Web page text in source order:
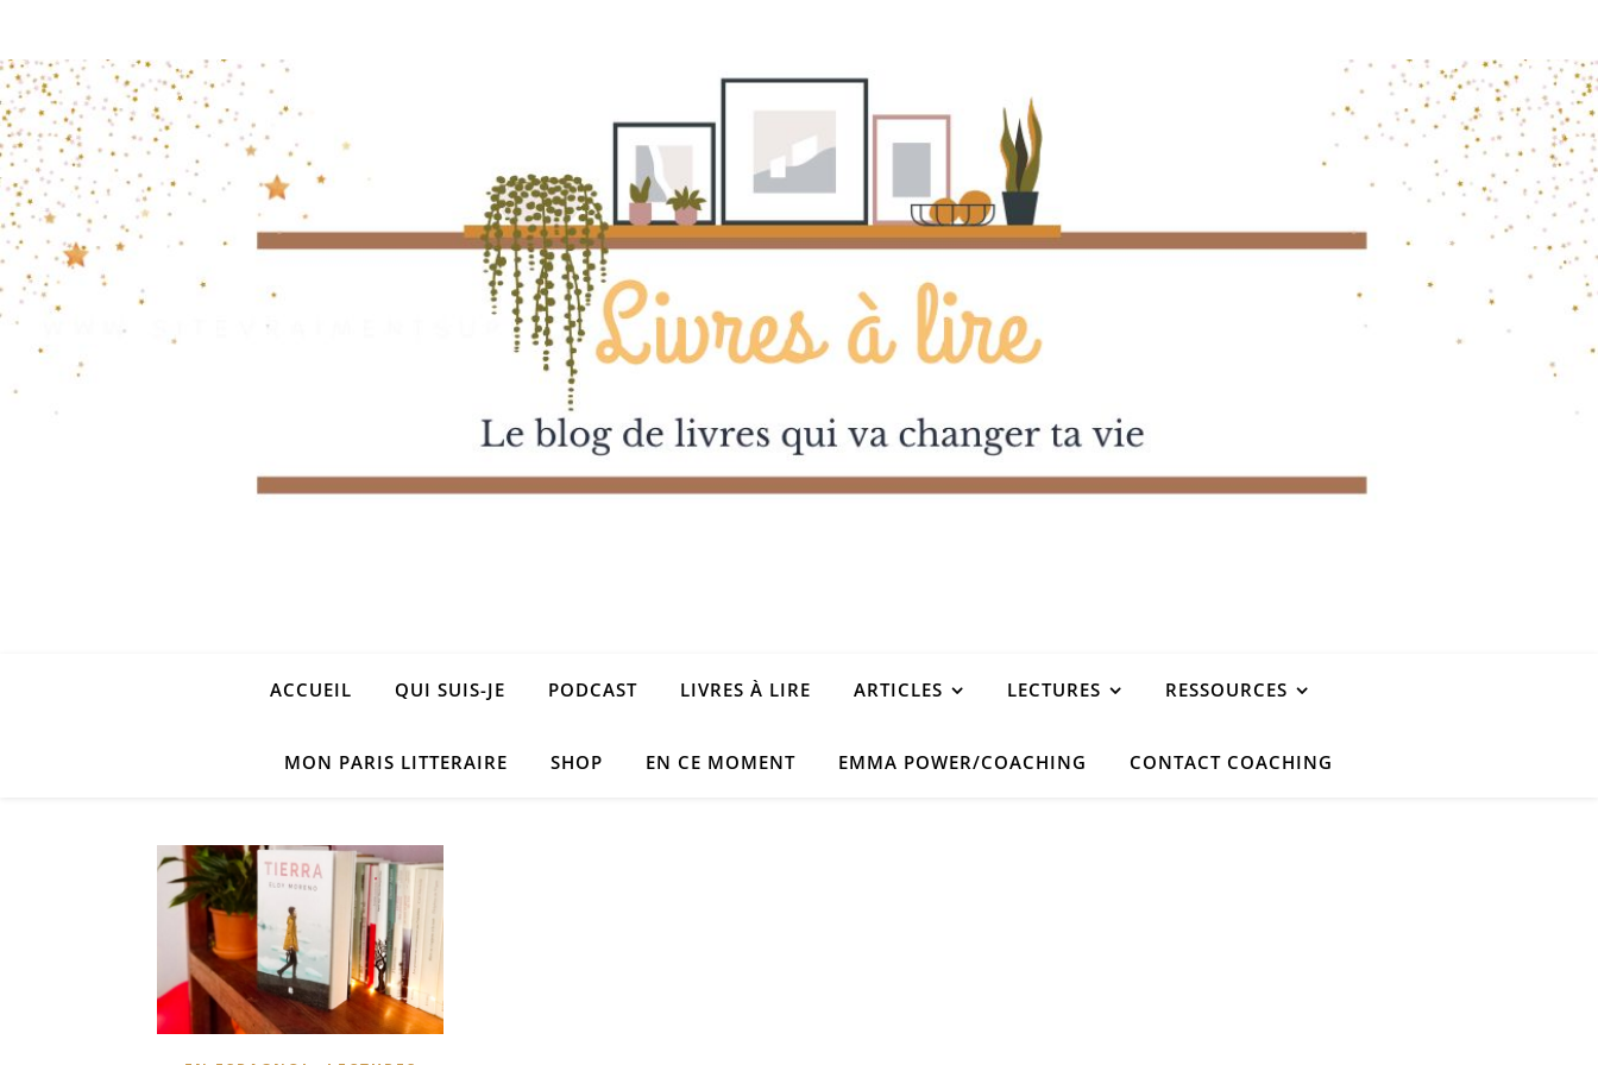
ACCUEIL QUI SUIS-JE PODCAST LIVRES À LIRE ARTICLES LECTURES RESSOURCES
MON PARIS LITTERAIRE SHOP EN CE MOMENT EMMA POWER/COACHING CONTACT COACHING